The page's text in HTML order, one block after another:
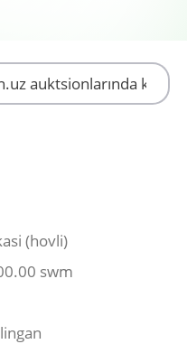
(hovli)
swm